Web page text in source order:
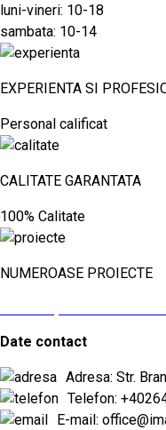
luni-vineri: 10-18
sambata: 10-14
EXPERIENTA SI
Personal calificat
CALITATE GARANTATA
100% Calitate
NUMEROASE PROIECTE
Date contact
Adresa: Str.
Telefon:
E-mail: